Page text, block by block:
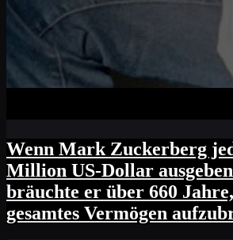
Wenn Mark Zuckerberg
Million US-Dollar
bräuchte er über 660
gesamtes Vermögen